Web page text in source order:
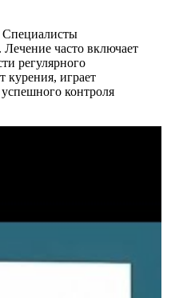
Специалисты
часто включает
регулярного
курения, играет
контроля